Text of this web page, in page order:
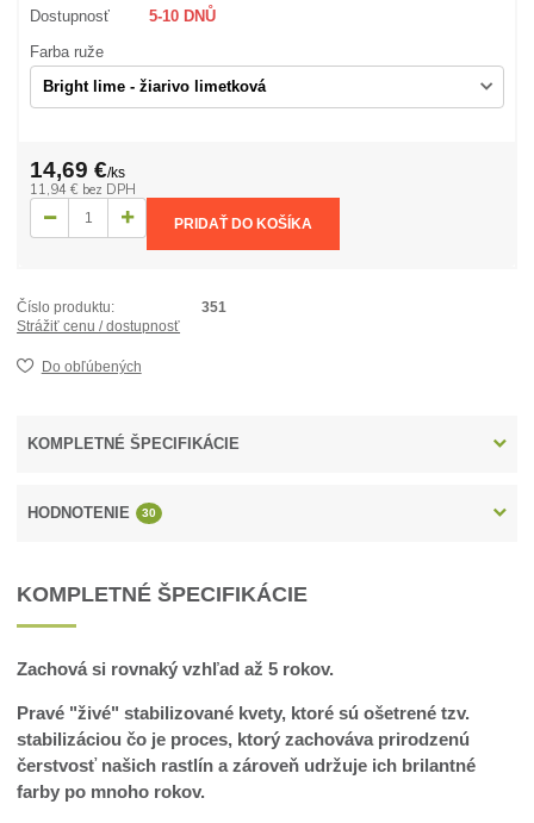
Dostupnosť 5-10 DNŮ
Farba ruže
14,69 €/ks
11,94 € bez DPH
PRIDAŤ DO KOŠÍKA
Číslo produktu:
351
Strážiť cenu / dostupnosť
Do obľúbených
KOMPLETNÉ ŠPECIFIKÁCIE
HODNOTENIE 30
KOMPLETNÉ ŠPECIFIKÁCIE
Zachová si rovnaký vzhľad až 5 rokov.
Pravé "živé" stabilizované kvety, ktoré sú ošetrené tzv.
stabilizáciou čo je proces, ktorý zachováva prirodzenú
čerstvosť našich rastlín a zároveň udržuje ich brilantné
farby po mnoho rokov.